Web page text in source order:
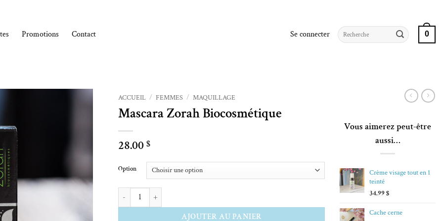
Promotions Contact Se connecter
Recherche
pour :
0
ACCUEIL / FEMMES / MAQUILLAGE
Mascara Zorah Biocosmétique
28.00 $
Option
quantité de Mascara Zorah Biocosmétique
AJOUTER AU PANIER
Alternative:
Vous aimerez peut-être
aussi…
Crème visage tout en 1
teinté
34.99$
Cache cerne